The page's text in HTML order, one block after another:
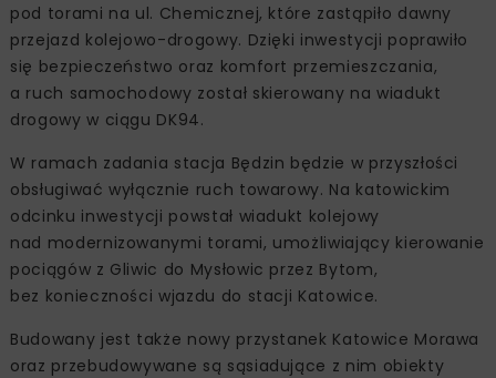
pod torami na ul. Chemicznej, które zastąpiło dawny
przejazd kolejowo-drogowy. Dzięki inwestycji poprawiło
się bezpieczeństwo oraz komfort przemieszczania,
a ruch samochodowy został skierowany na wiadukt
drogowy w ciągu DK94.
W ramach zadania stacja Będzin będzie w przyszłości
obsługiwać wyłącznie ruch towarowy. Na katowickim
odcinku inwestycji powstał wiadukt kolejowy
nad modernizowanymi torami, umożliwiający kierowanie
pociągów z Gliwic do Mysłowic przez Bytom,
bez konieczności wjazdu do stacji Katowice.
Budowany jest także nowy przystanek Katowice Morawa
oraz przebudowywane są sąsiadujące z nim obiekty